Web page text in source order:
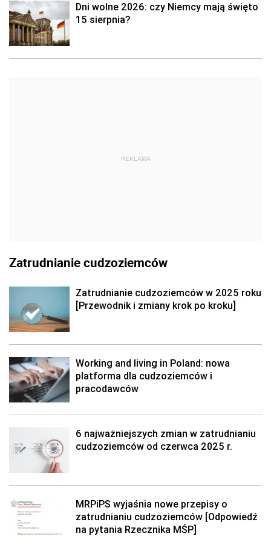
Dni wolne 2026: czy Niemcy mają święto
15 sierpnia?
REKLAMA
Zatrudnianie cudzoziemców
Zatrudnianie cudzoziemców w 2025 roku
[Przewodnik i zmiany krok po kroku]
Working and living in Poland: nowa
platforma dla cudzoziemców i
pracodawców
6 najważniejszych zmian w zatrudnianiu
cudzoziemców od czerwca 2025 r.
MRPiPS wyjaśnia nowe przepisy o
zatrudnianiu cudzoziemców [Odpowiedź
na pytania Rzecznika MŚP]